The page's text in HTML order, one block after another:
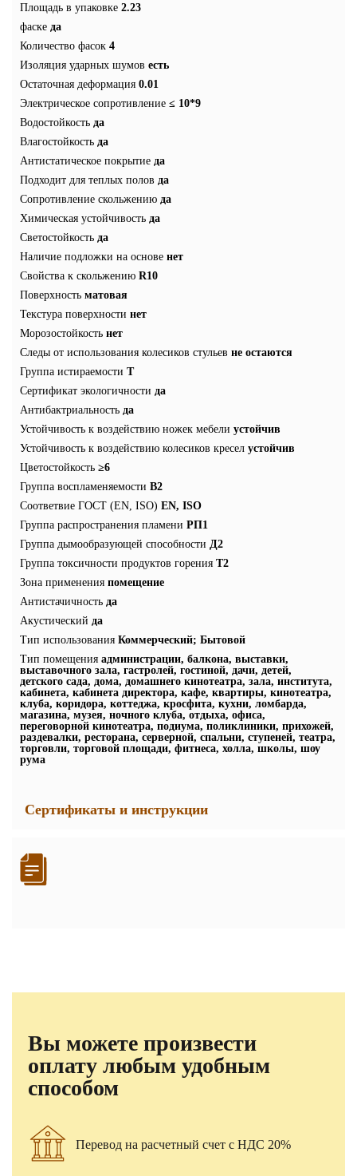
Площадь в упаковке 2.23
фаске да
Количество фасок 4
Изоляция ударных шумов есть
Остаточная деформация 0.01
Электрическое сопротивление ≤ 10*9
Водостойкость да
Влагостойкость да
Антистатическое покрытие да
Подходит для теплых полов да
Сопротивление скольжению да
Химическая устойчивость да
Светостойкость да
Наличие подложки на основе нет
Свойства к скольжению R10
Поверхность матовая
Текстура поверхности нет
Морозостойкость нет
Следы от использования колесиков стульев не остаются
Группа истираемости T
Сертификат экологичности да
Антибактриальность да
Устойчивость к воздействию ножек мебели устойчив
Устойчивость к воздействию колесиков кресел устойчив
Цветостойкость ≥6
Группа воспламеняемости В2
Соответвие ГОСТ (EN, ISO) EN, ISO
Группа распространения пламени РП1
Группа дымообразующей способности Д2
Группа токсичности продуктов горения Т2
Зона применения помещение
Антистачичность да
Акустический да
Тип использования Коммерческий; Бытовой
Тип помещения администрации, балкона, выставки,
выставочного зала, гастролей, гостиной, дачи, детей,
детского сада, дома, домашнего кинотеатра, зала, института,
кабинета, кабинета директора, кафе, квартиры, кинотеатра,
клуба, коридора, коттеджа, кросфита, кухни, ломбарда,
магазина, музея, ночного клуба, отдыха, офиса,
переговорной кинотеатра, подиума, поликлиники, прихожей,
раздевалки, ресторана, серверной, спальни, ступеней, театра,
торговли, торговой площади, фитнеса, холла, школы, шоу
рума
Сертификаты и инструкции
Вы можете произвести
оплату любым удобным
способом
Перевод на расчетный счет с НДС 20%